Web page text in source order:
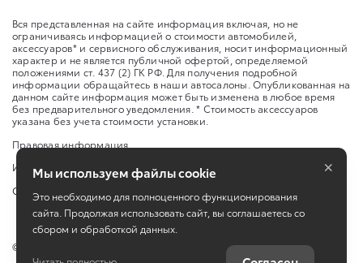
Вся представленная на сайте информация включая, но не
ограничиваясь информацией о стоимости автомобилей,
аксессуаров* и сервисного обслуживания, носит информационный
характер и не является публичной офертой, определяемой
положениями ст. 437 (2) ГК РФ. Для получения подробной
информации обращайтесь в наши автосалоны. Опубликованная на
данном сайте информация может быть изменена в любое время
без предварительного уведомления. * Стоимость аксессуаров
указана без учета стоимости установки.
Правовая информация
Изменить настройку cookies
Сбросить cookie
©
Мы используем файлы cookie
Это необходимо для полноценного функционирования
сайта. Продолжая использовать сайт, вы соглашаетесь со
сбором и обработкой данных.
×